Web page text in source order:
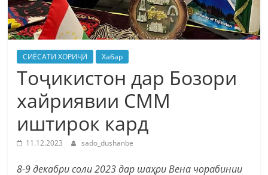
СИЁСАТИ ХОРИҶӢ Хабар
Тоҷикистон дар Бозори
хайриявии СММ
иштирок кард
11.12.2023 sado_dushanbe
8-9 декабри соли 2023 дар шаҳри Вена чорабинии